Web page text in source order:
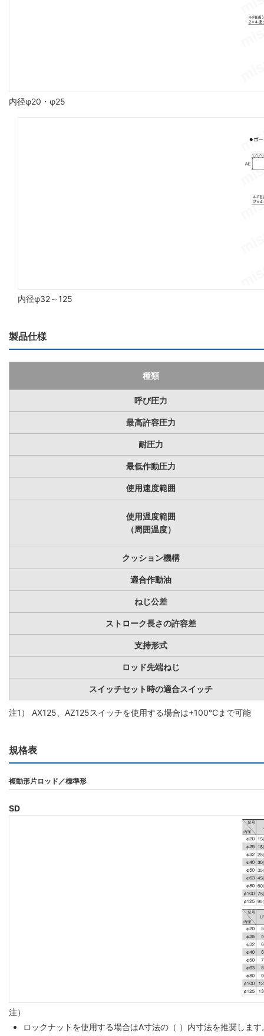
内径φ20・φ25
内径φ32～125
製品仕様
種類
呼び圧力
最高許容圧力
耐圧力
最低作動圧力
使用速度範囲
使用温度範囲
（周囲温度）
クッション機構
適合作動油
ねじ公差
ストローク長さの許容差
支持形式
ロッド先端ねじ
スイッチセット時の適合スイッチ
注1） AX125、AZ125スイッチを使用する場合は+100℃まで可能
規格表
複動形片ロッド／標準形
SD
注）
ロックナットを使用する場合はA寸法の（ ）内寸法を推奨します